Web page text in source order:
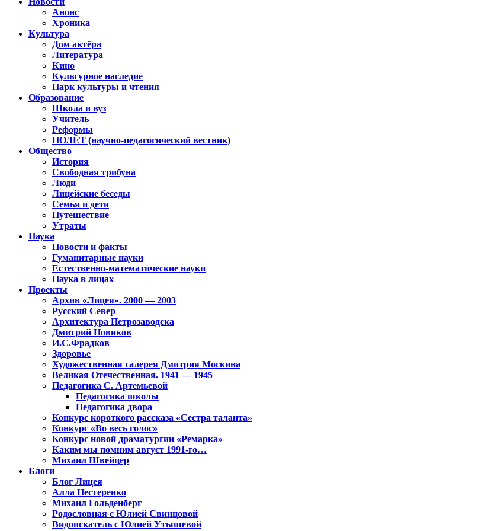
Анонс
Хроника
Культура
Дом актёра
Литература
Кино
Культурное наследие
Парк культуры и чтения
Образование
Школа и вуз
Учитель
Реформы
ПОЛЁТ (научно-педагогический вестник)
Общество
История
Свободная трибуна
Люди
Лицейские беседы
Семья и дети
Путешествие
Утраты
Наука
Новости и факты
Гуманитарные науки
Естественно-математические науки
Наука в лицах
Проекты
Архив «Лицея». 2000 — 2003
Русский Север
Архитектура Петрозаводска
Дмитрий Новиков
И.С.Фрадков
Здоровье
Художественная галерея Дмитрия Москина
Великая Отечественная. 1941 — 1945
Педагогика С. Артемьевой
Педагогика школы
Педагогика двора
Конкурс короткого рассказа «Сестра таланта»
Конкурс «Во весь голос»
Конкурс новой драматургии «Ремарка»
Каким мы помним август 1991-го…
Михаил Швейцер
Блоги
Блог Лицея
Алла Нестеренко
Михаил Гольденберг
Родословная с Юлией Свинцовой
Видоискатель с Юлией Утышевой